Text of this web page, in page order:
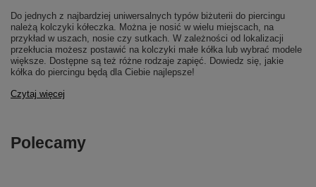
Do jednych z najbardziej uniwersalnych typów biżuterii do piercingu
należą kolczyki kółeczka. Można je nosić w wielu miejscach, na
przykład w uszach, nosie czy sutkach. W zależności od lokalizacji
przekłucia możesz postawić na kolczyki małe kółka lub wybrać modele
większe. Dostępne są też różne rodzaje zapięć. Dowiedz się, jakie
kółka do piercingu będą dla Ciebie najlepsze!
Czytaj więcej
Polecamy